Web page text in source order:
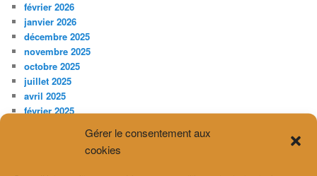
Gérer le consentement aux
cookies
février 2026
janvier 2026
décembre 2025
novembre 2025
octobre 2025
juillet 2025
avril 2025
février 2025
novembre 2024
septembre 2024